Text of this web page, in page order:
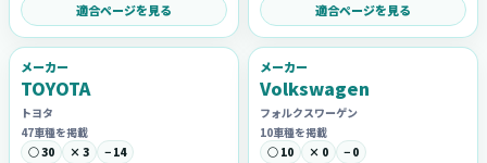
適合ページを見る 適合ページを見る
メーカー
TOYOTA
トヨタ
47車種を掲載
○ 30
× 3 − 14
メーカー
Volkswagen
フォルクスワーゲン
10車種を掲載
○ 10
× 0 − 0